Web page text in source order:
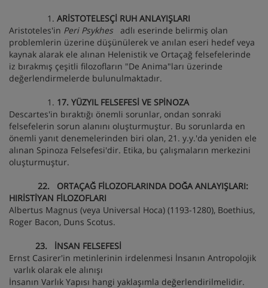
ARİSTOTELESÇİ RUH ANLAYIŞLARI
Aristoteles'in Peri Psykhesadlı eserinde belirmiş olan
problemlerin üzerine düşünülerek ve anılan eseri hedef veya
kaynak alarak ele alınan Helenistik ve Ortaçağ felsefelerinde
iz bırakmış çeşitli filozofların "De Anima"ları üzerinde
değerlendirmelerde bulunulmaktadır.
17. YÜZYIL FELSEFESİ VE SPİNOZA
Descartes'in bıraktığı önemli sorunlar, ondan sonraki
felsefelerin sorun alanını oluşturmuştur. Bu sorunlarda en
önemli yanıt denemelerinden biri olan, 21. y.y.'da yeniden ele
alınan Spinoza Felsefesi'dir. Etika, bu çalışmaların merkezini
oluşturmuştur.
22. ORTAÇAĞ FİLOZOFLARINDA DOĞA ANLAYIŞLARI:
HIRİSTİYAN FİLOZOFLARI
Albertus Magnus (veya Universal Hoca) (1193-1280), Boethius,
Roger Bacon, Duns Scotus.
23. İNSAN FELSEFESİ
Ernst Casirer'in metinlerinin irdelenmesi İnsanın Antropolojik
varlık olarak ele alınışı
İnsanın Varlık Yapısı hangi yaklaşımla değerlendirilmelidir.